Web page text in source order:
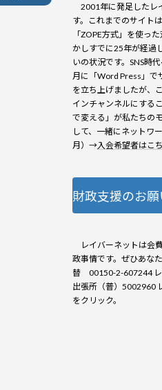
2001年に発足したレ
す。これまでのサイトは
「ZOPE方式」を使っ
かしすでに25年が経過
いの状況です。SNS時
月に「Word Press」で
を立ち上げましたが、
インチャンネルにする
で変える」が私たちの
して、一緒にネットワ
月）→入会希望者はこ
財政支援のお願
レイバーネットは会
政事情です。ぜひあな
替 00150-2-607244
出張所（普）
をクリック。